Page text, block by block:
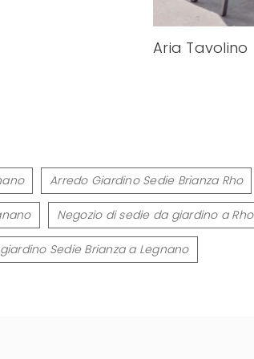
Aria Tavolino
Arredo Giardino Sedie Brianza Rho
Negozio di sedie da giardino a Rho
Sedie Brianza a Legnano